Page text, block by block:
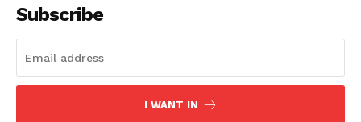
Subscribe
I WANT IN